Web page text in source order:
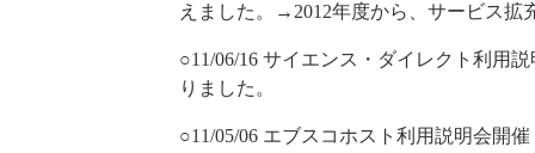
えました。→2012年度から、サービス拡
○11/06/16 サイエンス・ダイレクト利用
りました。
○11/05/06 エブスコホスト利用説明会開